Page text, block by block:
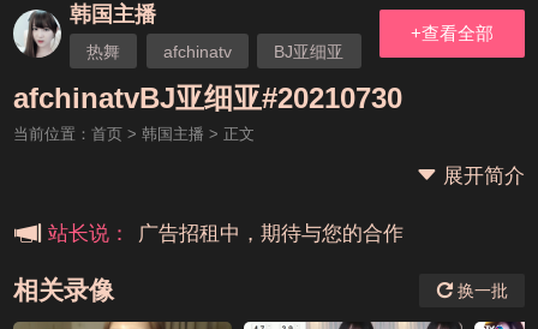
韩国主播
热舞 afchinatv BJ亚细亚
+查看全部
afchinatvBJ亚细亚#20210730
当前位置： 首页> 韩国主播 > 正文
展开简介
站长说：
本站大事件(19j网站发展历程)
广告招租中，期待与您的合作
相关录像 换一批